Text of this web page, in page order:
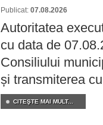
Publicat: 07.08.2026
Autoritatea
cu data de
Consiliului
și transmiterea
CITEŞTE MAI MULT...